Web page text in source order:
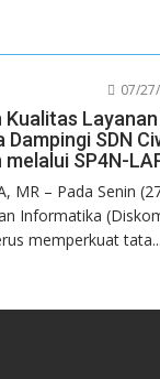
07/
SDN
SP4N-
MR – Pada Senin
Informatika
memperkuat tata...